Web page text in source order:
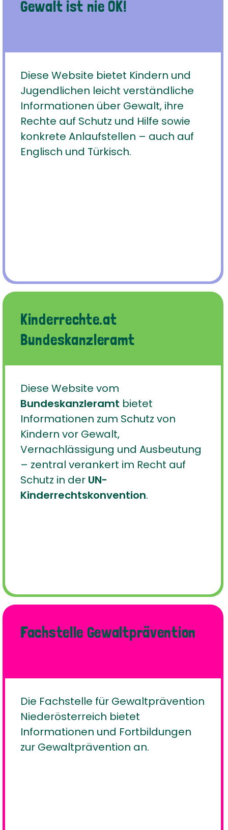
Gewalt ist nie OK!
Diese Website bietet Kindern und
Jugendlichen leicht verständliche
Informationen über Gewalt, ihre
Rechte auf Schutz und Hilfe sowie
konkrete Anlaufstellen – auch auf
Englisch und Türkisch.
Kinderrechte.at
Bundeskanzleramt
Diese Website vom
Bundeskanzleramt bietet
Informationen zum Schutz von
Kindern vor Gewalt,
Vernachlässigung und Ausbeutung
– zentral verankert im Recht auf
Schutz in der UN-
Kinderrechtskonvention.
Fachstelle Gewaltprävention
Die Fachstelle für Gewaltprävention
Niederösterreich bietet
Informationen und Fortbildungen
zur Gewaltprävention an.